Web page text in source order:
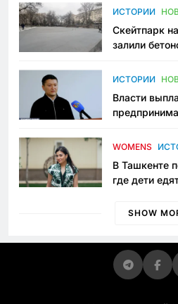
Узбекистане
ИСТОРИИ
Скейтпарк
залили
ИСТОРИИ
Власти
приговору
WOMENS
В Ташкенте
где дети
просить
SHOW